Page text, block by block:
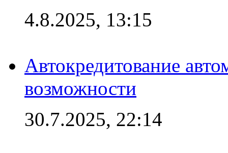
4.8.2025, 13:15
Автокредитование
возможности
30.7.2025, 22:14